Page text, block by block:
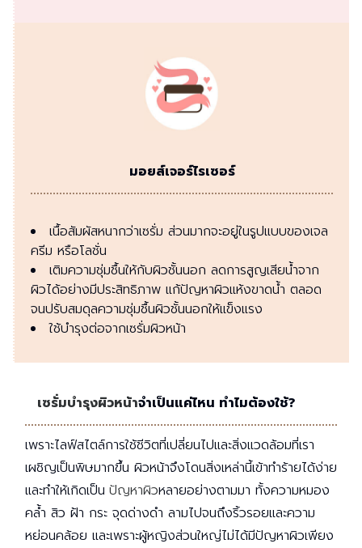
มอยส์เจอร์ไรเซอร์
เนื้อสัมผัสหนากว่าเซรั่ม ส่วนมากจะอยู่ในรูปแบบของเจล
ครีม หรือโลชั่น
เติมความชุ่มชื้นให้กับผิวชั้นนอก ลดการสูญเสียน้ำจาก
ผิวได้อย่างมีประสิทธิภาพ แก้ปัญหาผิวแห้งขาดน้ำ ตลอด
จนปรับสมดุลความชุ่มชื้นผิวชั้นนอกให้แข็งแรง
ใช้บำรุงต่อจากเซรั่มผิวหน้า
เซรั่มบำรุงผิวหน้าจำเป็นแค่ไหน ทำไมต้องใช้?
เพราะไลฟ์สไตล์การใช้ชีวิตที่เปลี่ยนไปและสิ่งแวดล้อมที่เรา
เผชิญเป็นพิษมากขึ้น ผิวหน้าจึงโดนสิ่งเหล่านี้เข้าทำร้ายได้ง่าย
และทำให้เกิดเป็น ปัญหาผิวหลายอย่างตามมา ทั้งความหมอง
คล้ำ สิว ฝ้า กระ จุดด่างดำ ลามไปจนถึงริ้วรอยและความ
หย่อนคล้อย และเพราะผู้หญิงส่วนใหญ่ไม่ได้มีปัญหาผิวเพียง